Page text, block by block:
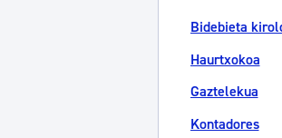
Bidebieta
Haurtxokoa
Gaztelekua
Kontadores